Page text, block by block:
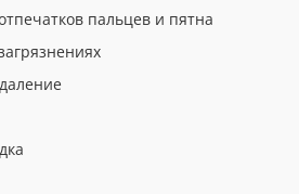
пальцев и пятна